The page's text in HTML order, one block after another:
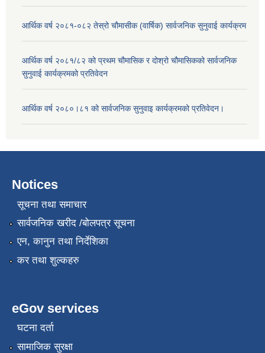
आर्थिक वर्ष २०८१-०८२ तेस्रो चौमासीक (वार्षिक) सार्वजनिक सुनुवाई कार्यक्रम
आर्थिक वर्ष २०८१/८२ को प्रथम चौमासिक र दोश्रो चौमासिकको सार्वजनिक
सुनुवाई कार्यक्रमको प्रतिवेदन
आर्थिक वर्ष २०८०।८१ को सार्वजनिक सुनुवाइ कार्यक्रमको प्रतिवेदन।
Notices
सूचना तथा समाचार
सार्वजनिक खरीद /बोलपत्र सूचना
एन, कानुन तथा निर्देशिका
कर तथा शुल्कहरु
eGov services
घटना दर्ता
सामाजिक सुरक्षा